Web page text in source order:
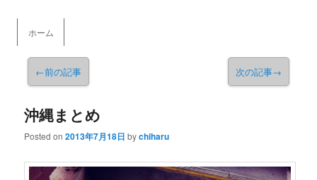
メインコンテンツへ移動
ホーム
←前の記事 次の記事→
沖縄まとめ
Posted on2013年7月18日 bychiharu